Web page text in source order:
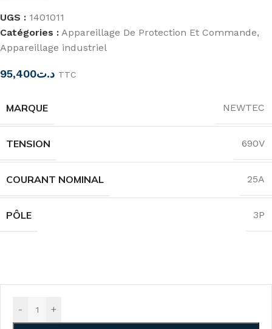
UGS : 1401011
Catégories : Appareillage De Protection Et Commande,
Appareillage industriel
د.ت95,400 TTC
MARQUE NEWTEC
TENSION 690V
COURANT NOMINAL 25A
PÔLE 3P
- +